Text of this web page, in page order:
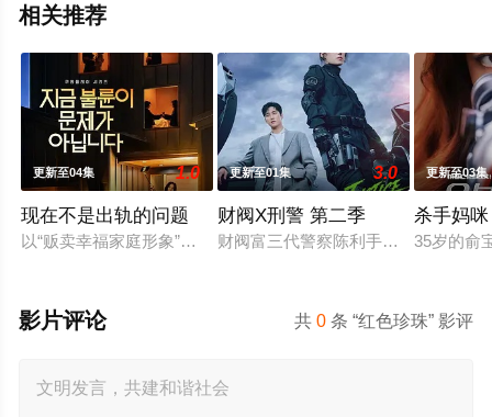
相关推荐
更新至04集 1.0
现在不是出轨的问题
以“贩卖幸福家庭形象”赚钱的网红夫妇，与他们正陷入泥淖般
更新至01集 3.0
财阀X刑警 第二季
财阀富三代警察陈利手（安普贤 饰
更新至03集
杀手妈咪
35岁的俞
共0 条 “红色珍珠” 影评
影片评论